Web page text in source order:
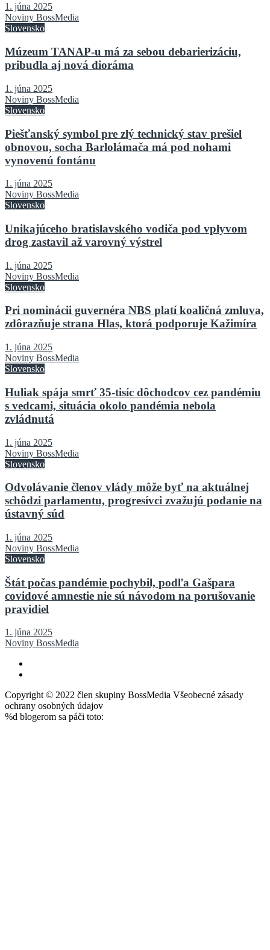
1. júna 2025
Noviny BossMedia
Slovensko
Múzeum TANAP-u má za sebou debarierizáciu,
pribudla aj nová dioráma
1. júna 2025
Noviny BossMedia
Slovensko
Piešťanský symbol pre zlý technický stav prešiel
obnovou, socha Barlolámača má pod nohami
vynovenú fontánu
1. júna 2025
Noviny BossMedia
Slovensko
Unikajúceho bratislavského vodiča pod vplyvom
drog zastavil až varovný výstrel
1. júna 2025
Noviny BossMedia
Slovensko
Pri nominácii guvernéra NBS platí koaličná zmluva,
zdôrazňuje strana Hlas, ktorá podporuje Kažimíra
1. júna 2025
Noviny BossMedia
Slovensko
Huliak spája smrť 35-tisíc dôchodcov cez pandémiu
s vedcami, situácia okolo pandémia nebola
zvládnutá
1. júna 2025
Noviny BossMedia
Slovensko
Odvolávanie členov vlády môže byť na aktuálnej
schôdzi parlamentu, progresívci zvažujú podanie na
ústavný súd
1. júna 2025
Noviny BossMedia
Slovensko
Štát počas pandémie pochybil, podľa Gašpara
covidové amnestie nie sú návodom na porušovanie
pravidiel
1. júna 2025
Noviny BossMedia
Copyright © 2022 člen skupiny BossMedia Všeobecné zásady
ochrany osobných údajov
%d blogerom sa páči toto: